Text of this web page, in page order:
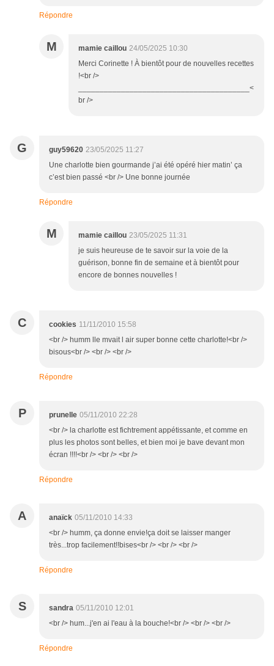
Répondre
M mamie caillou 24/05/2025 10:30
Merci Corinette ! À bientôt pour de nouvelles recettes
!<br />
________________________________________<
br />
G guy59620 23/05/2025 11:27
Une charlotte bien gourmande j’ai été opéré hier matin’ ça
c’est bien passé <br /> Une bonne journée
Répondre
M mamie caillou 23/05/2025 11:31
je suis heureuse de te savoir sur la voie de la
guérison, bonne fin de semaine et à bientôt pour
encore de bonnes nouvelles !
C cookies 11/11/2010 15:58
<br /> humm lle mvait l air super bonne cette charlotte!<br />
bisous<br /> <br /> <br />
Répondre
P prunelle 05/11/2010 22:28
<br /> la charlotte est fichtrement appétissante, et comme en
plus les photos sont belles, et bien moi je bave devant mon
écran !!!!<br /> <br /> <br />
Répondre
A anaïck 05/11/2010 14:33
<br /> humm, ça donne envie!ça doit se laisser manger
très...trop facilement!!bises<br /> <br /> <br />
Répondre
S sandra 05/11/2010 12:01
<br /> hum...j'en ai l'eau à la bouche!<br /> <br /> <br />
Répondre